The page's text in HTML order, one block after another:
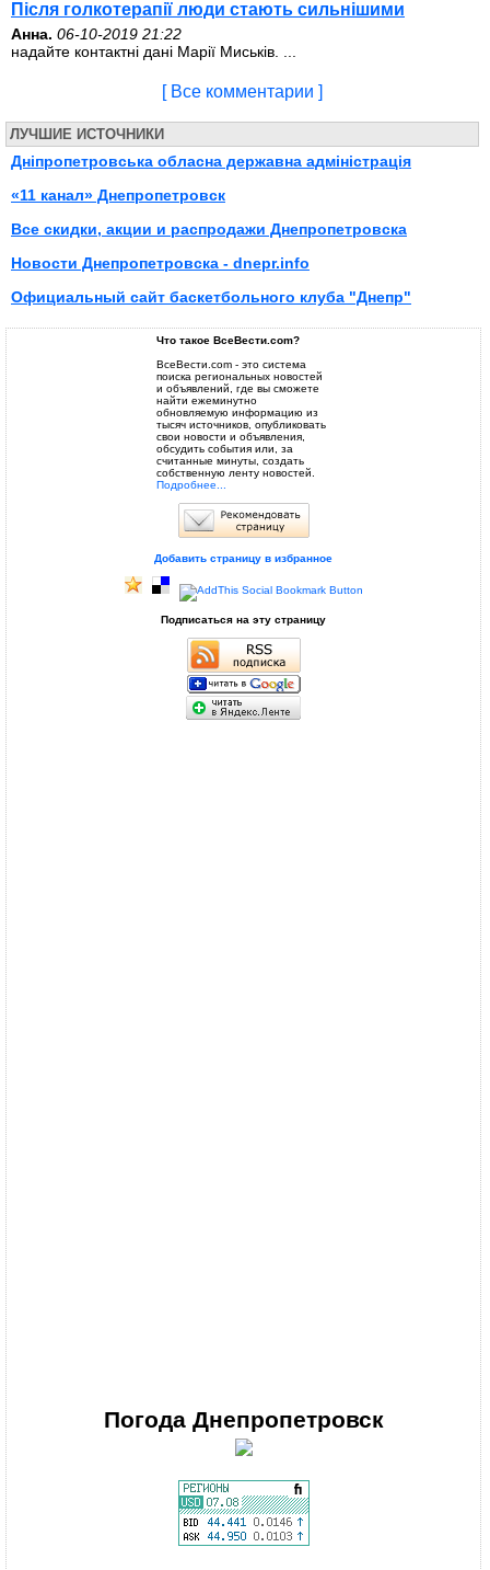
Після голкотерапії люди стають сильнішими
Анна. 06-10-2019 21:22
надайте контактні дані Марії Миськів. ...
[ Все комментарии ]
ЛУЧШИЕ ИСТОЧНИКИ
Дніпропетровська обласна державна адміністрація
«11 канал» Днепропетровск
Все скидки, акции и распродажи Днепропетровска
Новости Днепропетровска - dnepr.info
Официальный сайт баскетбольного клуба "Днепр"
Что такое ВсеВести.com?
ВсеВести.com - это система
поиска региональных новостей
и объявлений, где вы сможете
найти ежеминутно
обновляемую информацию из
тысяч источников, опубликовать
свои новости и объявления,
обсудить события или, за
считанные минуты, создать
собственную ленту новостей.
Подробнее...
Добавить страницу в избранное
Подписаться на эту страницу
Погода Днепропетровск